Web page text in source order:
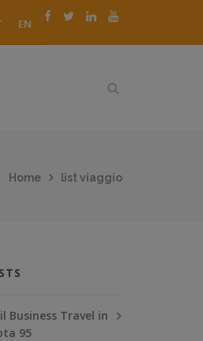
EN
Home list viaggio
Business Travel in
95